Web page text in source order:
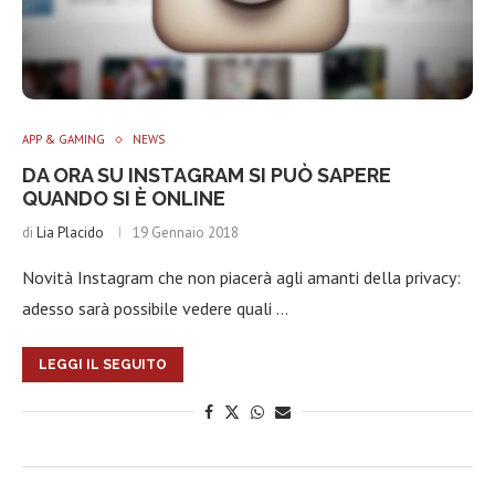
APP & GAMING NEWS
DA ORA SU INSTAGRAM SI PUÒ SAPERE
QUANDO SI È ONLINE
di Lia Placido 19 Gennaio 2018
Novità Instagram che non piacerà agli amanti della privacy:
adesso sarà possibile vedere quali …
LEGGI IL SEGUITO